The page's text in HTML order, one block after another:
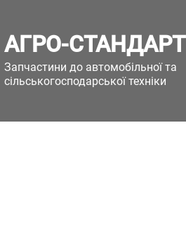
АГРО-СТАНДАРТ
Запчастини до автомобільної та
сільськогосподарської техніки